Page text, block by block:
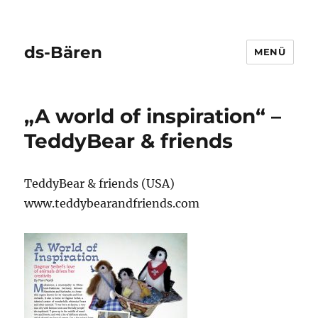
ds-Bären MENÜ
„A world of inspiration“ –
TeddyBear & friends
TeddyBear & friends (USA)
www.teddybearandfriends.com